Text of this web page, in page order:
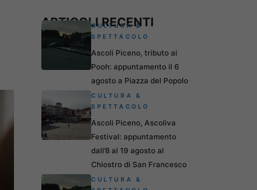
ARTICOLI RECENTI
CULTURA &
SPETTACOLO
Ascoli Piceno, tributo ai
Pooh: appuntamento il 6
agosto a Piazza del Popolo
CULTURA &
SPETTACOLO
Ascoli Piceno, Ascoliva
Festival: appuntamento
dall’8 al 19 agosto al
Chiostro di San Francesco
CULTURA &